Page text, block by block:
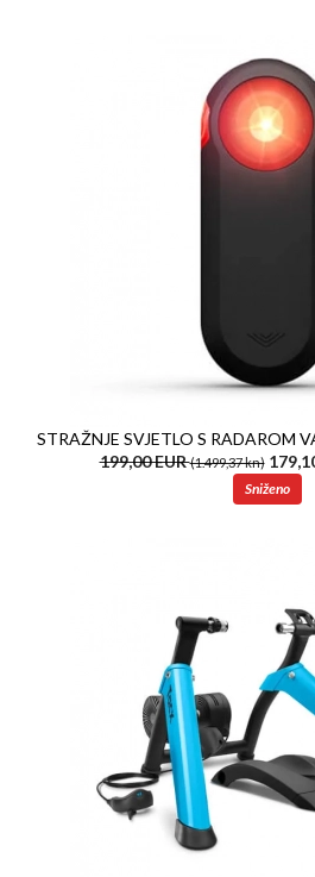
STRAŽNJE SVJETLO S RADAROM
199,00 EUR(1.499,37 kn)
Sniženo